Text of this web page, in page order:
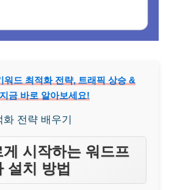
워드 최적화 전략, 트래픽 상승 &
금 바로 알아보세요!
화 전략 배우기
시작하는 워드프
설치 방법